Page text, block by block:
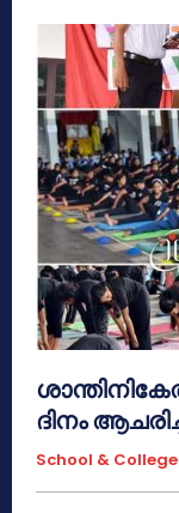
ദിനം
School & College